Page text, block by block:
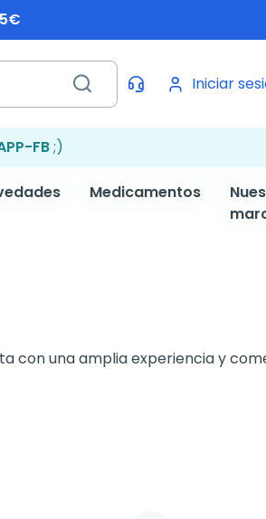
Iniciar
FB;)
Medicamentos
con una amplia experiencia y